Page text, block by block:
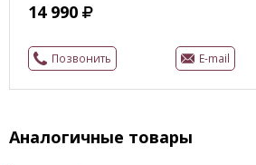
14 990
Позвонить E-mail
Аналогичные товары